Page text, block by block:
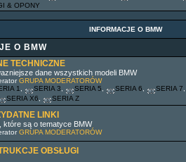
& OPONY
INFORMACJE O BMW
O BMW
TECHNICZNE
dane wszystkich modeli BMW
GRUPA MODERATORÓW
1
SERIA 3 SERIA 5 SERIA 6 SERIA 7
SERIA X6 SERIA Z
LINKI
które są o tematyce BMW
GRUPA MODERATORÓW
OBSŁUGI